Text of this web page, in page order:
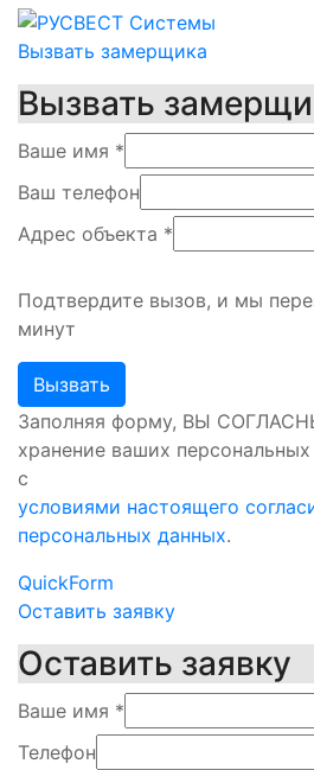
Вызвать замерщика
Вызвать
Ваше имя *
Ваш телефон
Адрес объекта *
Подтвердите вызов, и мы
минут
Заполняя форму, ВЫ
хранение ваших
с
условиями настоящего
персональных данных.
QuickForm
Оставить заявку
Оставить заявку
Ваше имя *
Телефон